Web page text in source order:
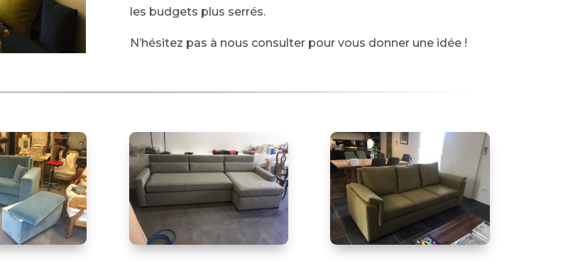
les budgets plus serrés.
N’hésitez pas à nous consulter pour vous donner une idée !